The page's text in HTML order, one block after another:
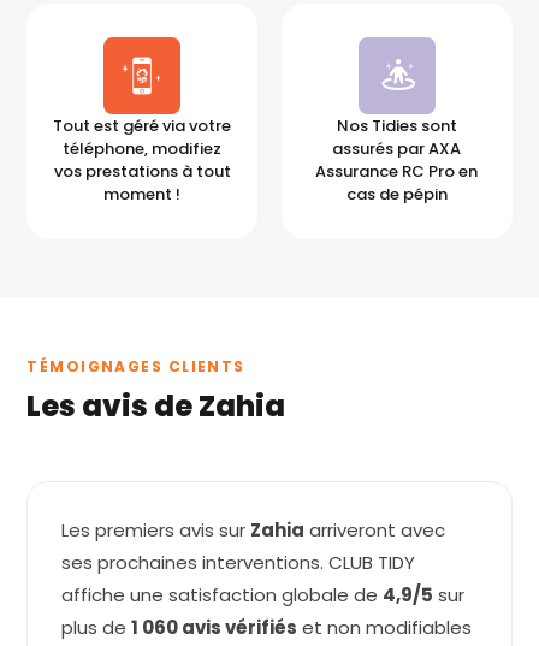
Tout est géré via votre
téléphone, modifiez
vos prestations à tout
moment !
Nos Tidies sont
assurés par AXA
Assurance RC Pro en
cas de pépin
TÉMOIGNAGES CLIENTS
Les avis de Zahia
Les premiers avis sur Zahia arriveront avec
ses prochaines interventions. CLUB TIDY
affiche une satisfaction globale de 4,9/5 sur
plus de1 060 avis vérifiés et non modifiables